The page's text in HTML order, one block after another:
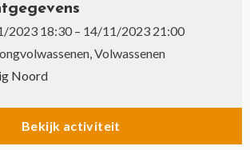
2023 18:30 – 14/11/2023 21:00
Volwassenen
Noord
Bekijk activiteit